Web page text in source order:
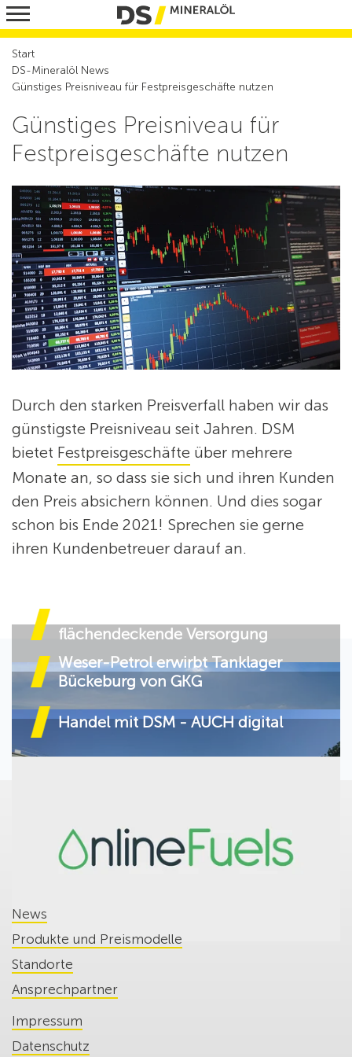
Heizöl
Diesel
AdBlue
RedXL
Start
DS-Mineralöl News
Günstiges Preisniveau für Festpreisgeschäfte nutzen
Günstiges Preisniveau für
Festpreisgeschäfte nutzen
Durch den starken Preisverfall haben wir das
günstigste Preisniveau seit Jahren. DSM
bietet Festpreisgeschäfte über mehrere
Monate an, so dass sie sich und ihren Kunden
den Preis absichern können. Und dies sogar
schon bis Ende 2021! Sprechen sie gerne
ihren Kundenbetreuer darauf an.
flächendeckende Versorgung
Weser-Petrol erwirbt Tanklager
Bückeburg von GKG
Handel mit DSM - AUCH digital
News
Produkte und Preismodelle
Standorte
Ansprechpartner
Impressum
Datenschutz